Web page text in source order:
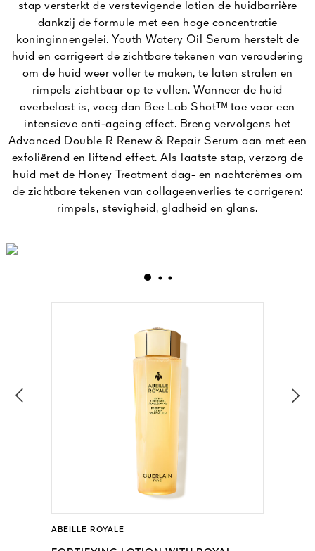
stap versterkt de verstevigende lotion de huidbarrière
dankzij de formule met een hoge concentratie
koninginnengelei. Youth Watery Oil Serum herstelt de
huid en corrigeert de zichtbare tekenen van veroudering
om de huid weer voller te maken, te laten stralen en
rimpels zichtbaar op te vullen. Wanneer de huid
overbelast is, voeg dan Bee Lab Shotᵀᴹ toe voor een
intensieve anti-ageing effect. Breng vervolgens het
Advanced Double R Renew & Repair Serum aan met een
exfoliërend en liftend effect. Als laatste stap, verzorg de
huid met de Honey Treatment dag- en nachtcrèmes om
de zichtbare tekenen van collageenverlies te corrigeren:
rimpels, stevigheid, gladheid en glans.
ABEILLE ROYALE